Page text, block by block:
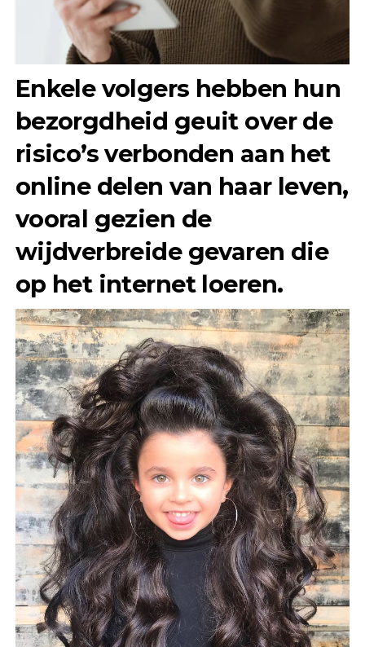
Enkele volgers hebben hun
bezorgdheid geuit over de
risico’s verbonden aan het
online delen van haar leven,
vooral gezien de
wijdverbreide gevaren die
op het internet loeren.